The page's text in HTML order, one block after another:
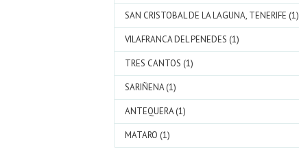
SAN CRISTOBAL DE LA LAGUNA, TENERIFE (1)
VILAFRANCA DEL PENEDES (1)
TRES CANTOS (1)
SARIÑENA (1)
ANTEQUERA (1)
MATARO (1)